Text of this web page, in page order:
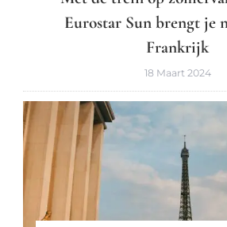
Eurostar Sun brengt je
Frankrijk
18 Maart 2024